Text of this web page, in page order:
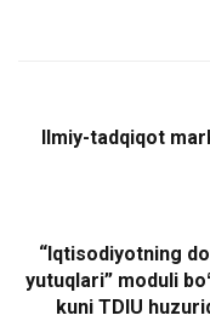
Ilmiy-tadqiqot
“Iqtisodiyotning
yutuqlari” moduli
kuni TDIU